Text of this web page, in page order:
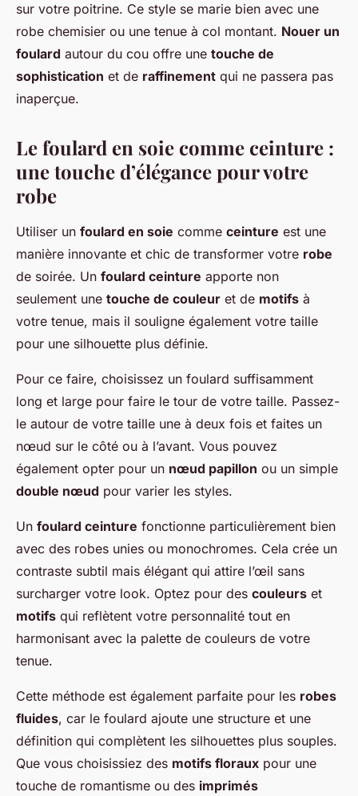
sur votre poitrine. Ce style se marie bien avec une
robe chemisier ou une tenue à col montant. Nouer un
foulard autour du cou offre une touche de
sophistication et de raffinement qui ne passera pas
inaperçue.
Le foulard en soie comme ceinture :
une touche d’élégance pour votre
robe
Utiliser un foulard en soie comme ceinture est une
manière innovante et chic de transformer votre robe
de soirée. Un foulard ceinture apporte non
seulement une touche de couleur et de motifs à
votre tenue, mais il souligne également votre taille
pour une silhouette plus définie.
Pour ce faire, choisissez un foulard suffisamment
long et large pour faire le tour de votre taille. Passez-
le autour de votre taille une à deux fois et faites un
nœud sur le côté ou à l’avant. Vous pouvez
également opter pour un nœud papillon ou un simple
double nœud pour varier les styles.
Un foulard ceinture fonctionne particulièrement bien
avec des robes unies ou monochromes. Cela crée un
contraste subtil mais élégant qui attire l’œil sans
surcharger votre look. Optez pour des couleurs et
motifs qui reflètent votre personnalité tout en
harmonisant avec la palette de couleurs de votre
tenue.
Cette méthode est également parfaite pour les robes
fluides, car le foulard ajoute une structure et une
définition qui complètent les silhouettes plus souples.
Que vous choisissiez des motifs floraux pour une
touche de romantisme ou des imprimés